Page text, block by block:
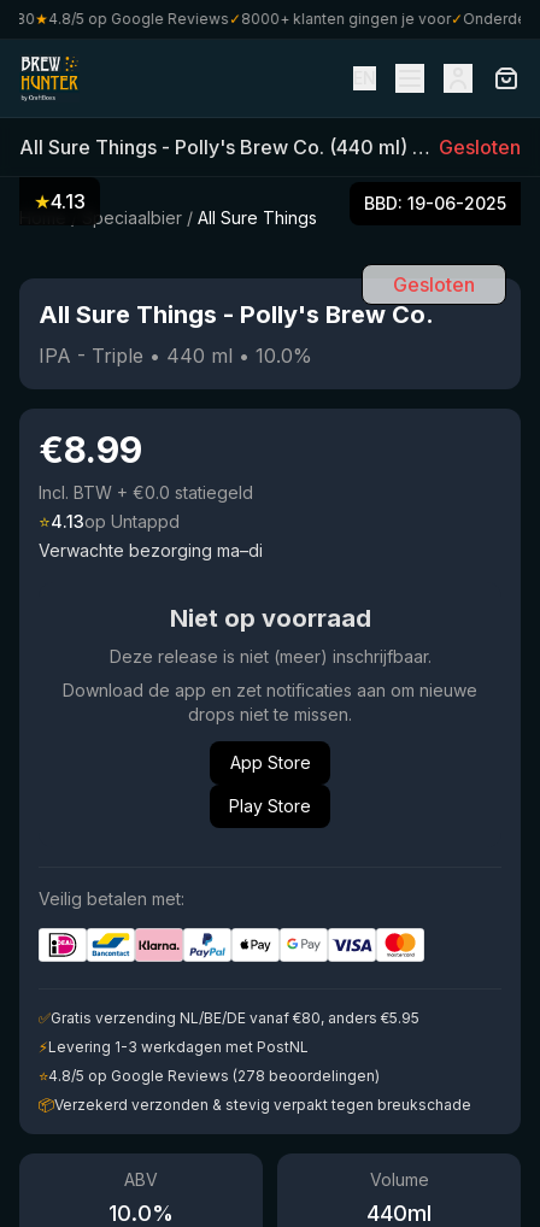
★4.8/5 op Google Reviews✓8000+ klanten gingen je voor✓Onderdeel
All Sure Things - Polly's Brew Co. (440 ml) 10.0%•
Gesloten
Speciaalbier / All Sure Things
★4.13 BBD: 19-06-2025
Gesloten
All Sure Things - Polly's Brew Co.
IPA - Triple • 440 ml • 10.0%
€8.99
Incl. BTW + €0.0 statiegeld
⭐4.13op Untappd
Verwachte bezorging ma–di
Niet op voorraad
Deze release is niet (meer) inschrijfbaar.
Download de app en zet notificaties aan om nieuwe
drops niet te missen.
App Store
Play Store
Veilig betalen met:
✅Gratis verzending NL/BE/DE vanaf €80, anders €5.95
⚡Levering 1-3 werkdagen met PostNL
⭐4.8/5 op Google Reviews (278 beoordelingen)
📦Verzekerd verzonden & stevig verpakt tegen breukschade
ABV
10.0%
Volume
440ml